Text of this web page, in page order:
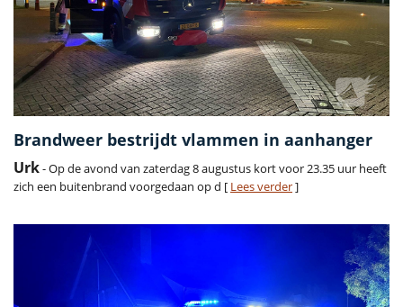
Brandweer bestrijdt vlammen in aanhanger
Urk- Op de avond van zaterdag 8 augustus kort voor 23.35 uur heeft
zich een buitenbrand voorgedaan op d [ Lees verder]